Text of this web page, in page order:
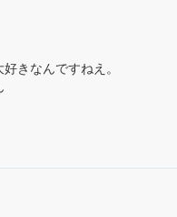
きなんですねえ。